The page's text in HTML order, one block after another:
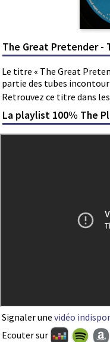
The Great Pretender -
Le titre « The Great
partie des tubes
Retrouvez ce titre dans
La playlist 100% The
Signaler une vidéo
Ecouter sur